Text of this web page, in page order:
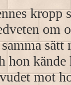
kropp
om
sätt
hon
mot